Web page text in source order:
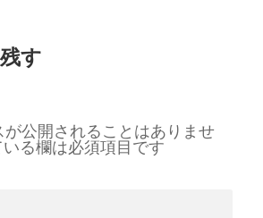
す
が公開されることはありませ
る欄は必須項目です